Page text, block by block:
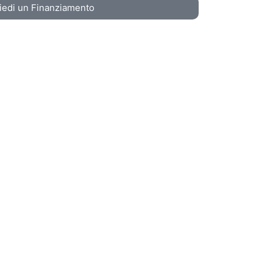
un Finanziamento